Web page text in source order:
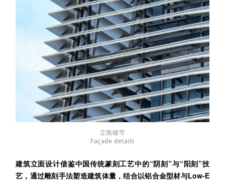
立面细节
Façade details
建筑立面设计借鉴中国传统篆刻工艺中的“阴刻”与“阳刻”技
艺，通过雕刻手法塑造建筑体量，结合以铝合金型材与Low-E